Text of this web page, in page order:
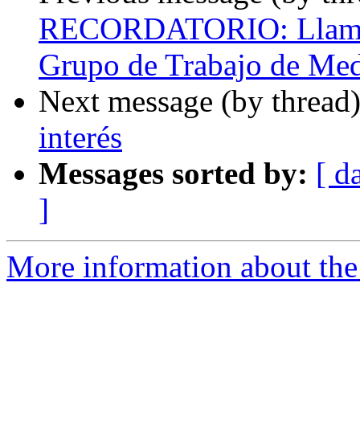
RECORDATORIO:
Grupo de Trabajo de
Next message (by
interés
Messages sorted by: [
]
More information about